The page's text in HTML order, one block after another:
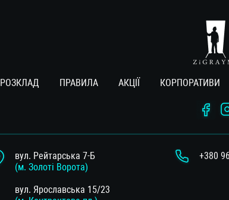
РОЗКЛАД ПРАВИЛА АКЦІЇ КОРПОРАТИВИ
вул. Рейтарська 7-Б
(м. Золоті Ворота)
вул. Ярославська 15/23
+380